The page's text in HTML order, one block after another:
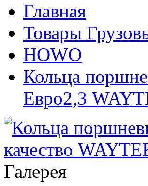
Главная
Товары
HOWO
Кольца
Евро2,3
Галерея